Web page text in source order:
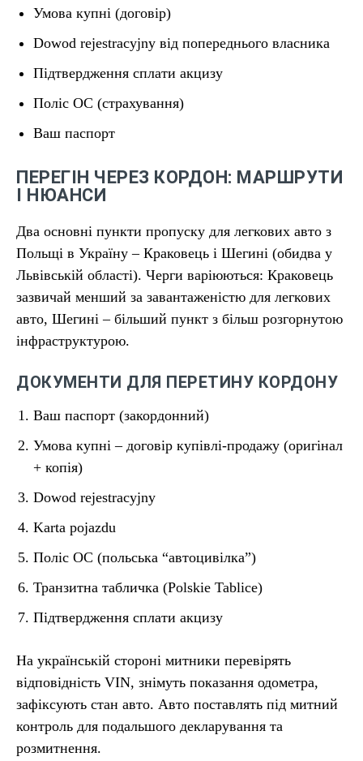
Умова купні (договір)
Dowod rejestracyjny від попереднього власника
Підтвердження сплати акцизу
Поліс OC (страхування)
Ваш паспорт
ПЕРЕГІН ЧЕРЕЗ КОРДОН: МАРШРУТИ
І НЮАНСИ
Два основні пункти пропуску для легкових авто з
Польщі в Україну – Краковець і Шегині (обидва у
Львівській області). Черги варіюються: Краковець
зазвичай менший за завантаженістю для легкових
авто, Шегині – більший пункт з більш розгорнутою
інфраструктурою.
ДОКУМЕНТИ ДЛЯ ПЕРЕТИНУ КОРДОНУ
Ваш паспорт (закордонний)
Умова купні – договір купівлі-продажу (оригінал
+ копія)
Dowod rejestracyjny
Karta pojazdu
Поліс OC (польська “автоцивілка”)
Транзитна табличка (Polskie Tablice)
Підтвердження сплати акцизу
На українській стороні митники перевірять
відповідність VIN, знімуть показання одометра,
зафіксують стан авто. Авто поставлять під митний
контроль для подальшого декларування та
розмитнення.